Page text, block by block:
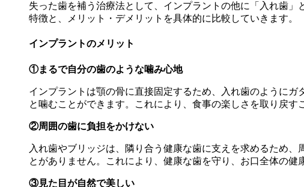
失った歯を補う治療法として、インプラントの他に「入れ歯
特徴と、メリット・デメリットを具体的に比較していきます。
インプラントのメリット
①まるで自分の歯のような噛み心地
インプラントは顎の骨に直接固定するため、入れ歯のように
と噛むことができます。これにより、食事の楽しさを取り戻す
②周囲の歯に負担をかけない
入れ歯やブリッジは、隣り合う健康な歯に支えを求めるため
とがありません。これにより、健康な歯を守り、お口全体の健
③見た目が自然で美しい